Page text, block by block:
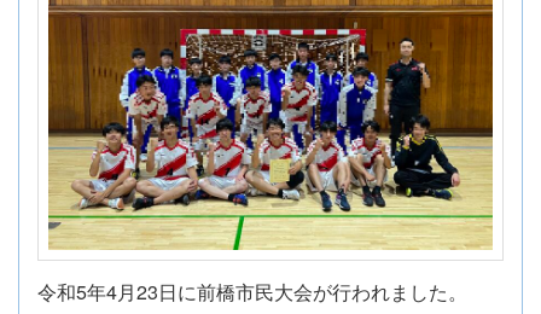
令和5年4月23日に前橋市民大会が行われました。